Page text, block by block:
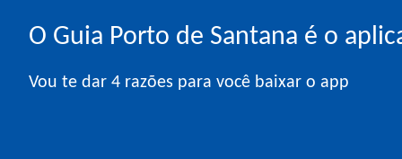
O Guia Porto de Santana é o
Vou te dar 4 razões para você baixar o app